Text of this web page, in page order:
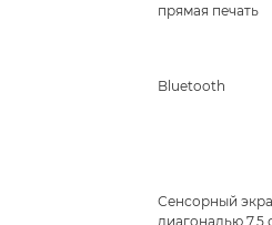
прямая печать
Bluetooth
Сенсорный
диагональю 7,5